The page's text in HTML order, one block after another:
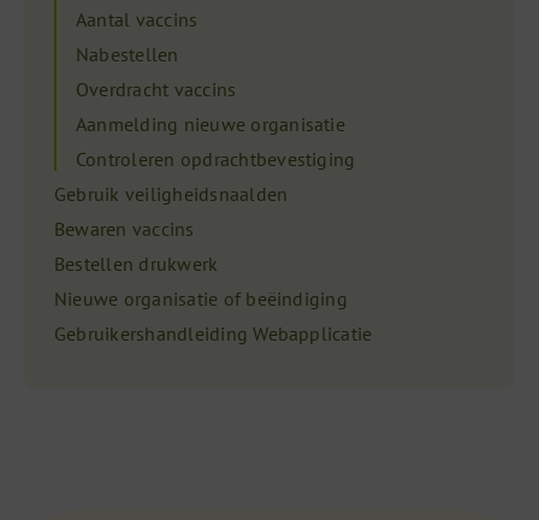
Aantal vaccins
Nabestellen
Overdracht vaccins
Aanmelding nieuwe organisatie
Controleren opdrachtbevestiging
Gebruik veiligheidsnaalden
Bewaren vaccins
Bestellen drukwerk
Nieuwe organisatie of beëindiging
Gebruikershandleiding Webapplicatie